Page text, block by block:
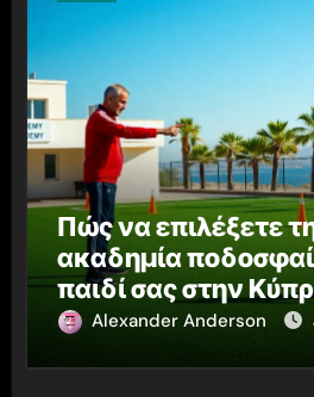
Πώς να επιλέξετε
ακαδημία
παιδί σας στην
Alexander Anderson